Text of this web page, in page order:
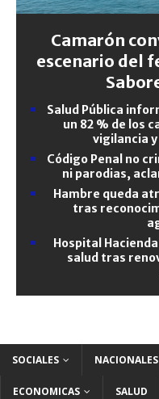
Camarón
escenario del
Salud Pública
un 82 % de los
vigilancia
Código Penal no
ni parodias,
Hambre queda
tras
Hospital
salud tras
SOCIALES NACIONALES
ECONOMICAS SALUD